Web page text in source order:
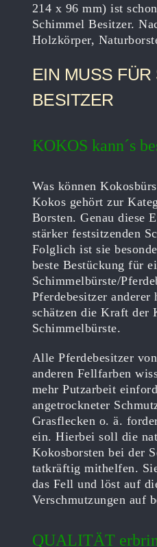
214 x 96 mm) ist
Schimmel Besitzer.
Holzkörper,
EIN MUSS
BESITZER
KOKOS kann´s
Was können
Kokos gehört zur
Borsten. Genau diese
stärker festsitzenden
Folglich ist sie
beste Bestückung für
Schimmelbürste/
Pferdebesitzer
schätzen die Kraft der
Schimmelbürste.
Alle Pferdebesitzer
anderen Fellfarben
mehr Putzarbeit
angetrockneter
Grasflecken o. ä.
ein. Hierbei soll die
Kokosborsten bei der
tatkräftig mithelfen.
das Fell und löst auf
Verschmutzungen auf
QUALITÄT